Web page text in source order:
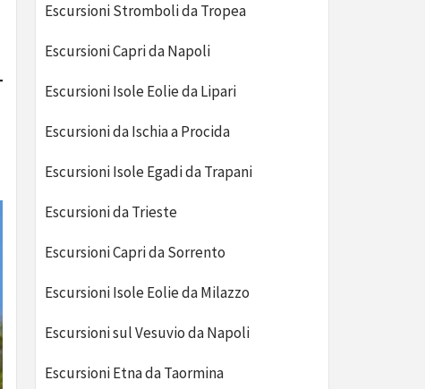
Escursioni Stromboli da Tropea
Escursioni Capri da Napoli
Escursioni Isole Eolie da Lipari
Escursioni da Ischia a Procida
Escursioni Isole Egadi da Trapani
Escursioni da Trieste
Escursioni Capri da Sorrento
Escursioni Isole Eolie da Milazzo
Escursioni sul Vesuvio da Napoli
Escursioni Etna da Taormina